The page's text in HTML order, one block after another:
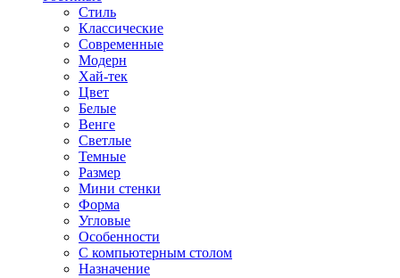
Стиль
Классические
Современные
Модерн
Хай-тек
Цвет
Белые
Венге
Светлые
Темные
Размер
Мини стенки
Форма
Угловые
Особенности
С компьютерным столом
Назначение